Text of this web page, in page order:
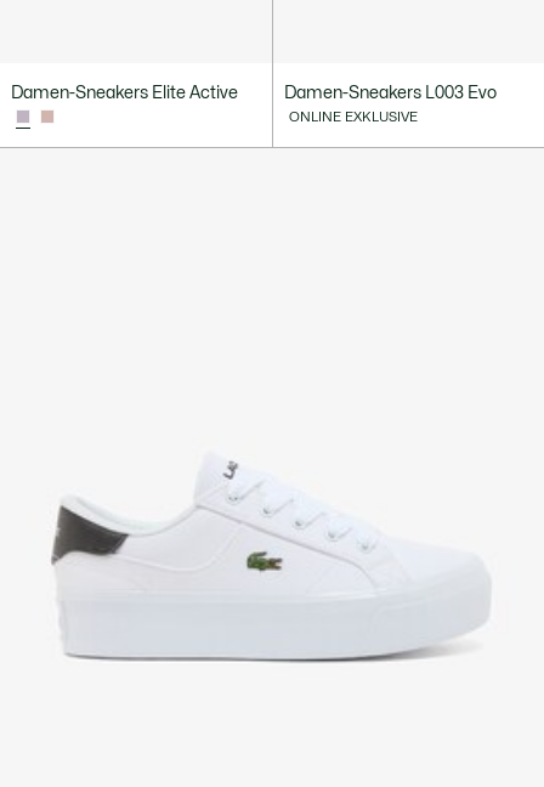
Damen-Sneakers Elite Active Damen-Sneakers L003 Evo
ONLINE EXKLUSIVE